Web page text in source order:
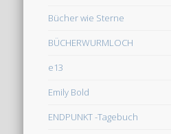
Bücher wie Sterne
BÜCHERWURMLOCH
e13
Emily Bold
ENDPUNKT -Tagebuch